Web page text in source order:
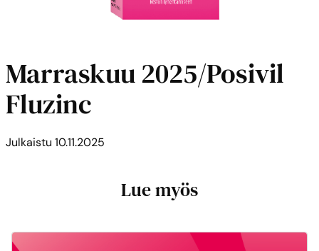
Marraskuu 2025/Posivil
Fluzinc
Julkaistu 10.11.2025
Lue myös